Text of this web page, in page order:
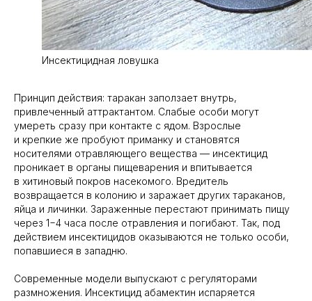
Инсектицидная ловушка
Принцип действия: таракан заползает внутрь,
привлеченный аттрактантом. Слабые особи могут
умереть сразу при контакте с ядом. Взрослые
и крепкие же пробуют приманку и становятся
носителями отравляющего вещества — инсектицид
проникает в органы пищеварения и впитывается
в хитиновый покров насекомого. Вредитель
возвращается в колонию и заражает других тараканов,
яйца и личинки. Зараженные перестают принимать пищу
через 1−4 часа после отравления и погибают. Так, под
действием инсектицидов оказываются не только особи,
попавшиеся в западню.
Современные модели выпускают с регуляторами
размножения. Инсектицид абамектин испаряется